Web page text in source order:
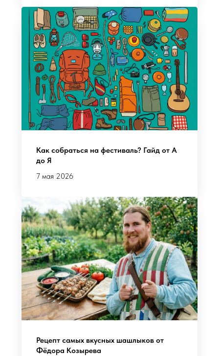
Как собраться на фестиваль? Гайд от А
до Я
7 мая 2026
Рецепт самых вкусных шашлыков от
Фёдора Козырева